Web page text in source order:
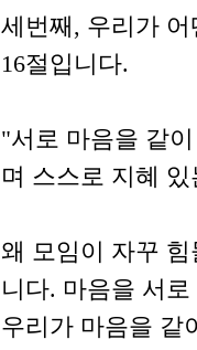
세번째, 우리가
16절입니다.
"서로 마음을 같
며 스스로 지혜
왜 모임이 자꾸
니다. 마음을 서
우리가 마음을 같